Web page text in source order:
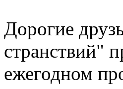
Дорогие
странствий"
ежегодном